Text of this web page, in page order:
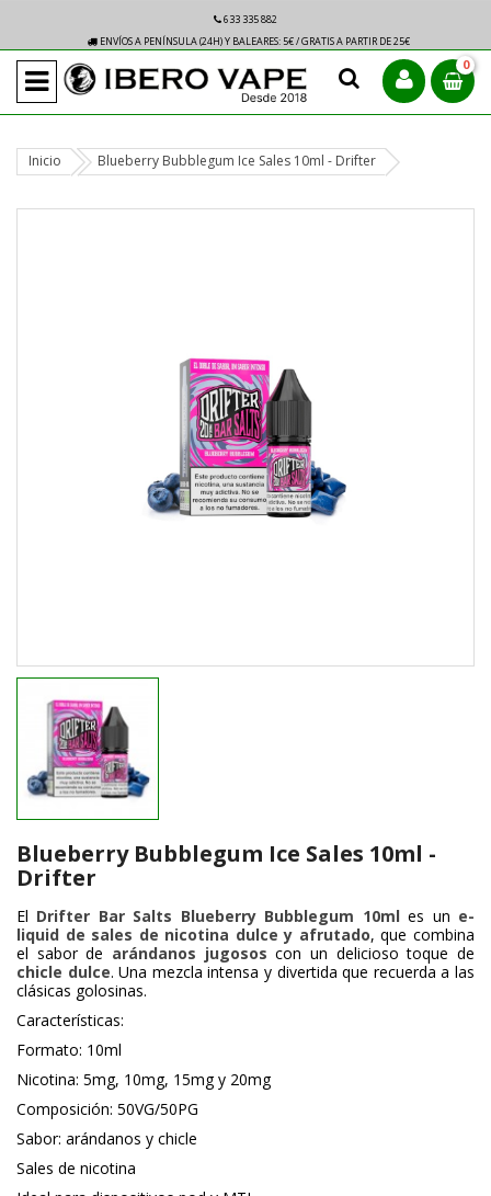
633 335 882
ENVÍOS A PENÍNSULA (24H) Y BALEARES: 5€ / GRATIS A PARTIR DE 25€
0
Inicio Blueberry Bubblegum Ice Sales 10ml - Drifter
Blueberry Bubblegum Ice Sales 10ml -
Drifter
El Drifter Bar Salts Blueberry Bubblegum 10mles un e-
liquid de sales de nicotina dulce y afrutado, que combina
el sabor de arándanos jugosos con un delicioso toque de
chicle dulce. Una mezcla intensa y divertida que recuerda a las
clásicas golosinas.
Características:
Formato: 10ml
Nicotina: 5mg, 10mg, 15mg y 20mg
Composición: 50VG/50PG
Sabor: arándanos y chicle
Sales de nicotina